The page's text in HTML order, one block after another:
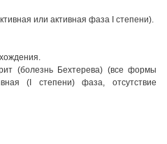
или активная фаза I степени).
(болезнь Бехтерева) (все формы
(I степени) фаза, отсутствие